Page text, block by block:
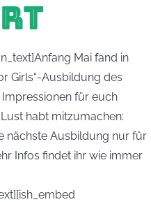
Mai fand in
Girls“-Ausbildung des
für euch
habt mitzumachen:
nächste Ausbildung nur für
Infos findet ihr wie immer